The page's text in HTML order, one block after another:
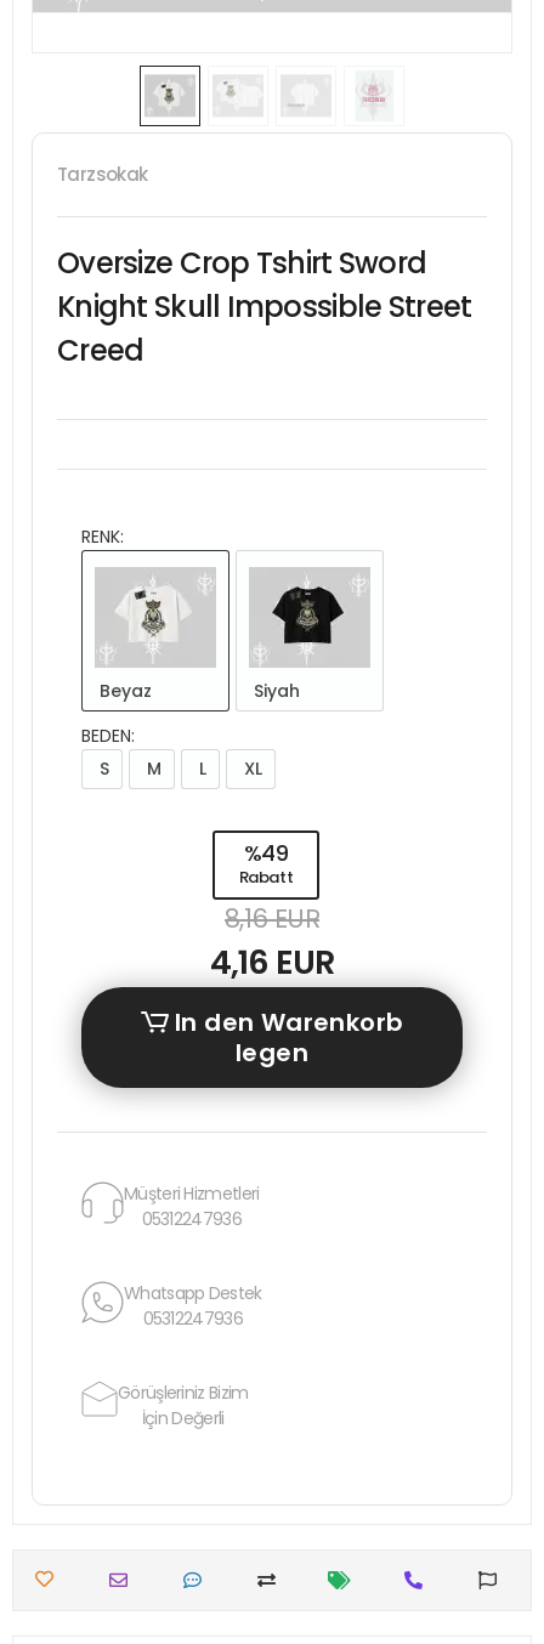
Tarzsokak
Oversize Crop Tshirt Sword
Knight Skull Impossible Street
Creed
RENK:
Beyaz
Siyah
BEDEN:
S
M L XL
%49
Rabatt
8,16 EUR
4,16 EUR
In den Warenkorb
legen
Müşteri Hizmetleri
05312247936
Whatsapp Destek
05312247936
Görüşleriniz Bizim
İçin Değerli